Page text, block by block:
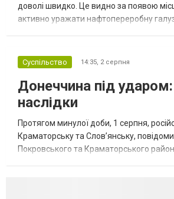
доволі швидко. Це видно за появою
активно уражати нафтопереробну
Суспільство 14:35, 2 серпня
Донеччина під
наслідки
Протягом минулої доби, 1 серпня,
Краматорську та Слов’янську,
Покровського та Краматорського